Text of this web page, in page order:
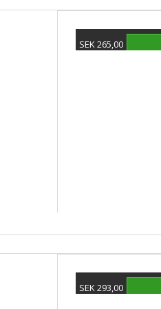
SEK 265,00
SEK 293,00